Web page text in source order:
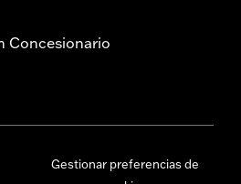
Concesionario
Gestionar preferencias de